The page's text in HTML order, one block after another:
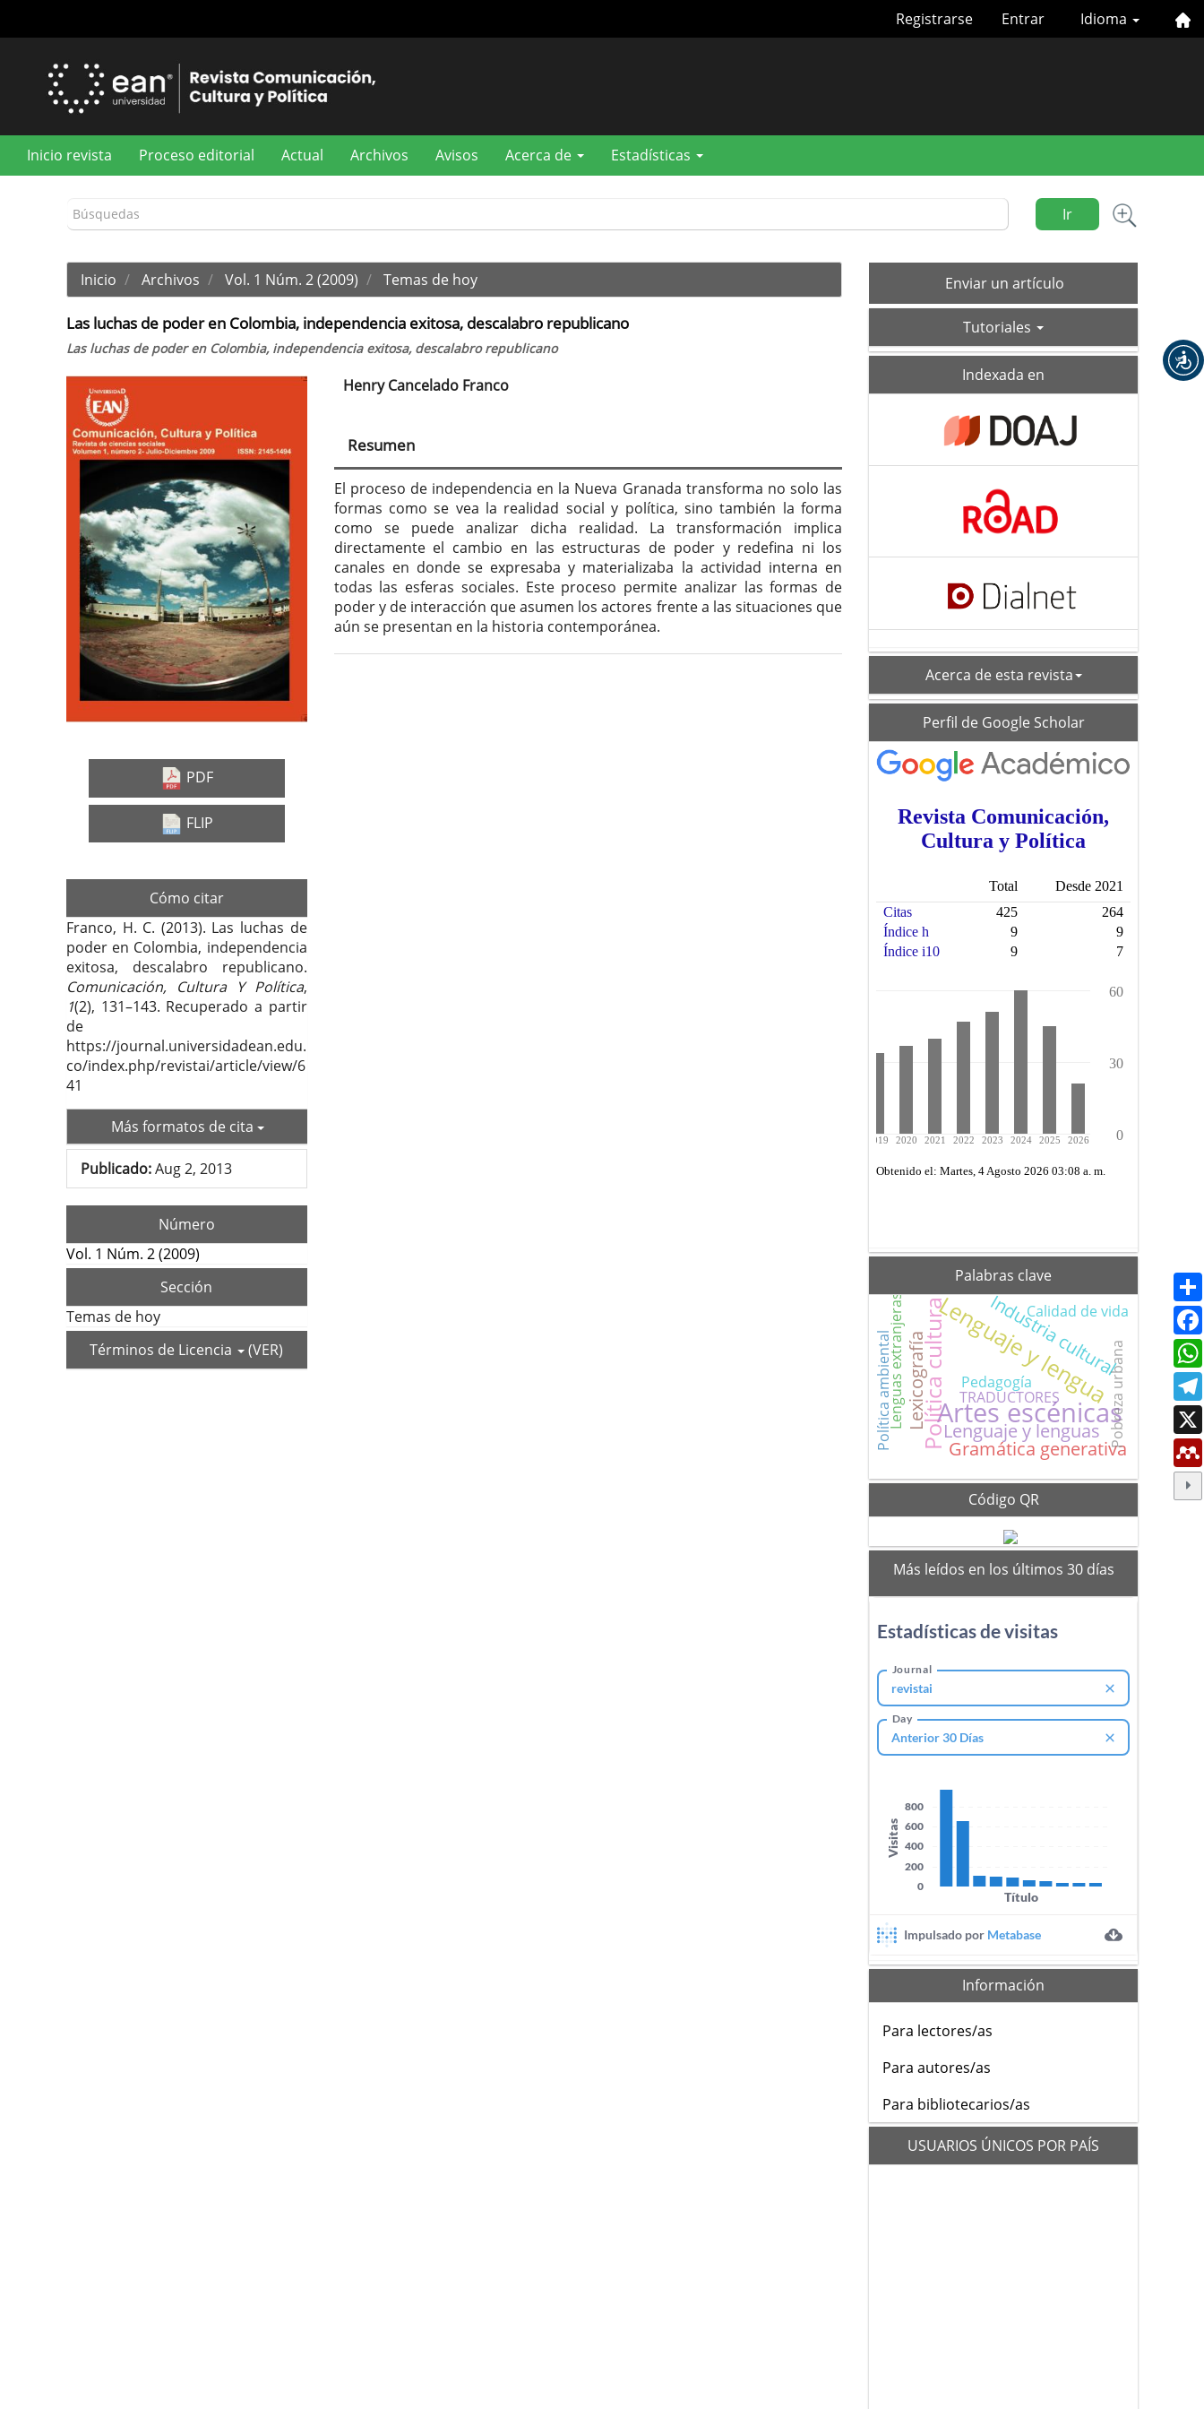
principal
Idioma
Registrarse Entrar
Inicio revista Proceso editorial Actual Archivos Avisos Acerca de Estadísticas
Ir
Inicio Archivos Vol. 1 Núm. 2 (2009) Temas de hoy
Las luchas de poder en Colombia, independencia exitosa, descalabro republicano
Las luchas de poder en Colombia, independencia exitosa, descalabro republicano
Barra
lateral
del
artículo
PDF
FLIP
Cómo citar
Franco, H. C. (2013). Las luchas de
poder en Colombia, independencia
exitosa, descalabro republicano.
Comunicación, Cultura Y Política,
1(2), 131–143. Recuperado a partir
de
https://journal.universidadean.edu.
co/index.php/revistai/article/view/6
41
Más formatos de cita
Publicado:Aug 2, 2013
Número
Vol. 1 Núm. 2 (2009)
Sección
Temas de hoy
Términos de Licencia
(VER)
Contenido
principal
del
artículo
Henry Cancelado Franco
Resumen
El proceso de independencia en la Nueva Granada transforma no solo las
formas como se vea la realidad social y política, sino también la forma
como se puede analizar dicha realidad. La transformación implica
directamente el cambio en las estructuras de poder y redefina ni los
canales en donde se expresaba y materializaba la actividad interna en
todas las esferas sociales. Este proceso permite analizar las formas de
poder y de interacción que asumen los actores frente a las situaciones que
aún se presentan en la historia contemporánea.
Enviar
un
Enviar un artículo
Tutoriales
Indexada en
Acerca de esta revista
schoolar_profile
Perfil de Google Scholar
Palabras clave
Artes escénicas
Política culturalLenguaje y lengua
Industria cultural
Lenguaje y lenguas
Gramática generativa
Lexicografía TRADUCTORES
Pedagogía
Lenguas extranjeras
Política ambiental Pobreza urbana
Calidad de vida
Código QR
mas_vistos
Más leídos en los últimos 30 días
Información
Para lectores/as
Para autores/as
Para bibliotecarios/as
flagsUSUARIOS ÚNICOS POR PAÍS